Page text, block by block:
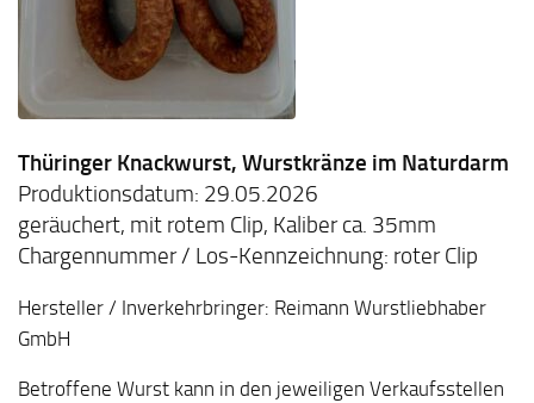
Thüringer Knackwurst, Wurstkränze im Naturdarm
Produktionsdatum: 29.05.2026
geräuchert, mit rotem Clip, Kaliber ca. 35mm
Chargennummer / Los-Kennzeichnung: roter Clip
Hersteller / Inverkehrbringer: Reimann Wurstliebhaber
GmbH
Betroffene Wurst kann in den jeweiligen Verkaufsstellen